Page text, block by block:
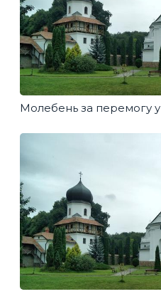
Молебень за перемогу